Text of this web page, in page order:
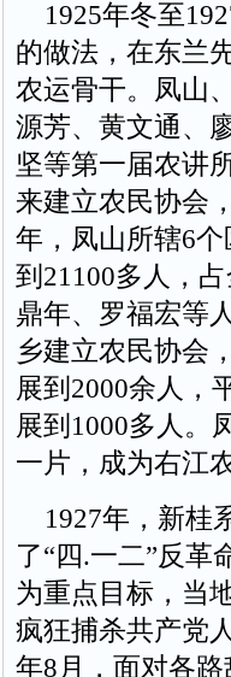
1925年冬至
的做法，在东兰
农运骨干。凤山
源芳、黄文通、
坚等第一届农讲
来建立农民协会
年，凤山所辖6
到21100多人，
鼎年、罗福宏等
乡建立农民协会
展到2000余人，
展到1000多人。
一片，成为右江
1927年，新桂
了“四.一二”反革
为重点目标，当
疯狂捕杀共产党
年8月，面对各